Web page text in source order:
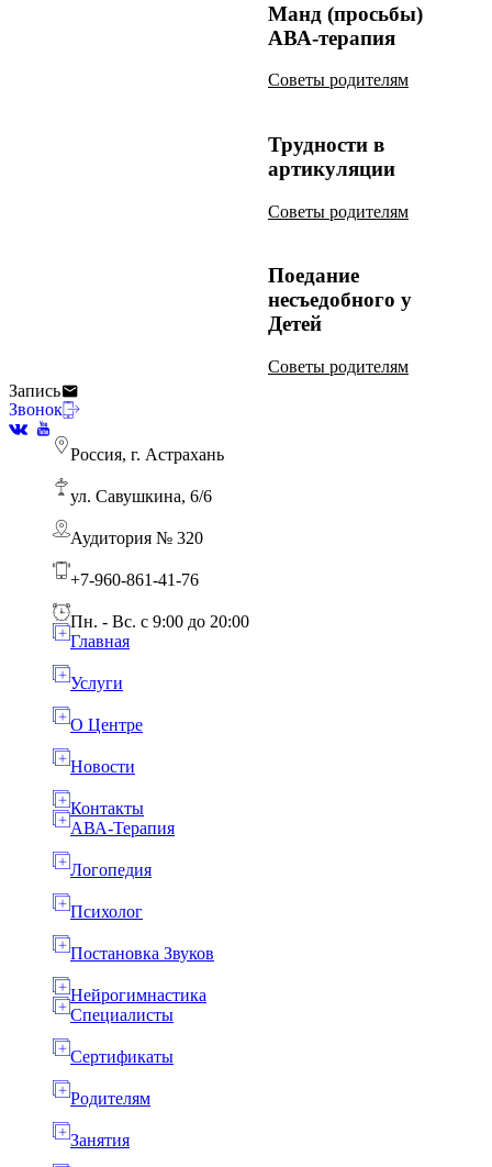
Манд (просьбы)
АВА-терапия
Советы родителям
Трудности в
артикуляции
Советы родителям
Поедание
несъедобного у
Детей
Советы родителям
Ребёнок не разговаривает в 3 года
Советы родителям
Что такое видеомоделинг? АВА-терапия
Советы родителям
Послеоперационный период при ринолалии
Советы родителям
Манд (просьбы) АВА-терапия
Советы родителям
Запись
Звонок
Россия, г. Астрахань
ул. Савушкина, 6/6
Аудитория № 320
+7-960-861-41-76
Пн. - Вс. с 9:00 до 20:00
Главная
Услуги
О Центре
Новости
Контакты
АВА-Терапия
Логопедия
Психолог
Постановка Звуков
Нейрогимнастика
Специалисты
Сертификаты
Родителям
Занятия